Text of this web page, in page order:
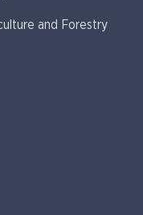
and Forestry
link)